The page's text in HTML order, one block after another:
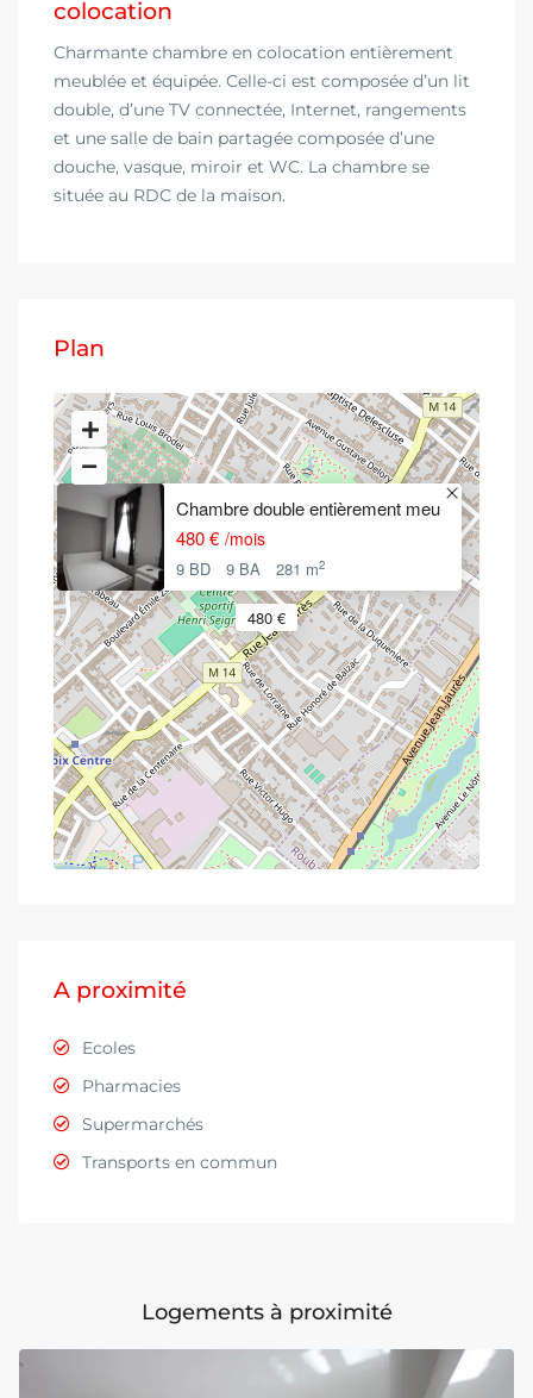
colocation
Charmante chambre en colocation entièrement
meublée et équipée. Celle-ci est composée d’un lit
double, d’une TV connectée, Internet, rangements
et une salle de bain partagée composée d’une
douche, vasque, miroir et WC. La chambre se
située au RDC de la maison.
Plan
480 €
Chambre double entièrement meu
480 € /mois
9 BD 9 BA 281 m2
A proximité
Ecoles
Pharmacies
Supermarchés
Transports en commun
Logements à proximité